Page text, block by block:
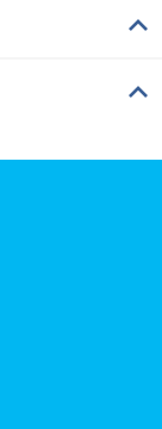
степенувана